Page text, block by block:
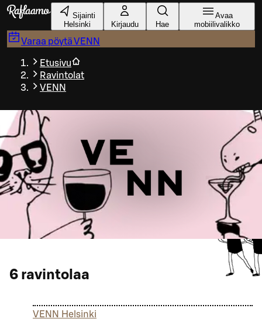
Siirry pääsisältöön
Sijainti
Helsinki
Kirjaudu Hae
Avaa
mobiilivalikko
Varaa pöytäVENN
Etusivu
Ravintolat
VENN
6 ravintolaa
VENN Helsinki